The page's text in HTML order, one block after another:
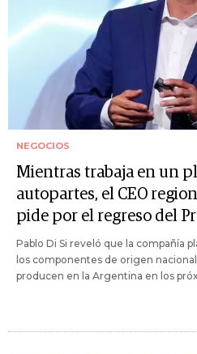
NEGOCIOS
Mientras trabaja en un
autopartes, el CEO
pide por el regreso del
Pablo Di Si reveló que la compañía
los componentes de origen
producen en la Argentina en los